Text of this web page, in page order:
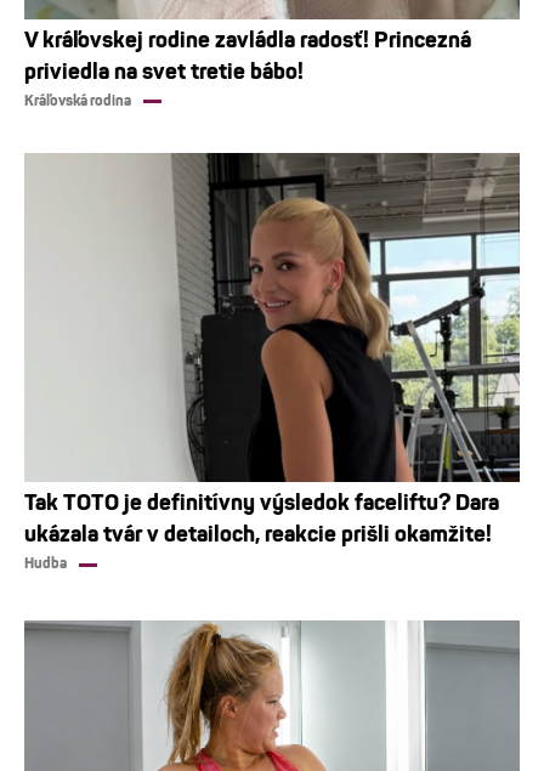
V kráľovskej rodine zavládla radosť! Princezná
priviedla na svet tretie bábo!
Kráľovská rodina
Tak TOTO je definitívny výsledok faceliftu? Dara
ukázala tvár v detailoch, reakcie prišli okamžite!
Hudba